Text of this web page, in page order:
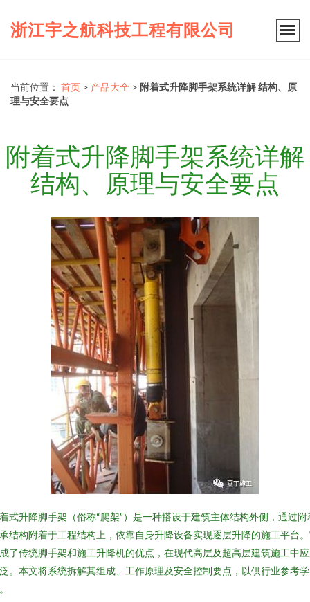
浙江宇之航科技工程有限公司
当前位置： 首页 > 产品大全 > 附着式升降脚手架系统详解 结构、原
理与安全要点
附着式升降脚手架系统详解
结构、原理与安全要点
式升降脚手架（俗称“爬架”）是一种搭设于建筑主体结构外侧，通过附
结构附着于工程结构上，依靠自身升降设备实现逐层升降的施工平台
了传统脚手架和施工升降机的优点，在现代高层及超高层建筑施工中
。本文将系统拆解其组成、工作原理及安全控制要点，以供行业参考学